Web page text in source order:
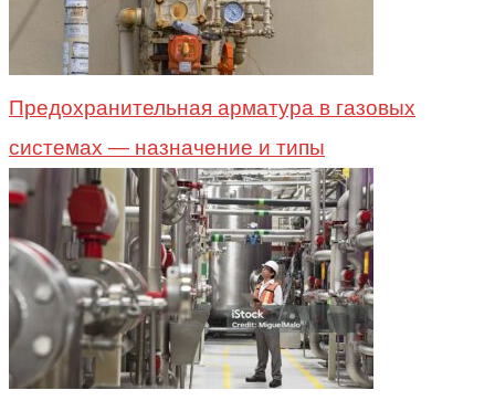
Предохранительная арматура в газовых
системах — назначение и типы